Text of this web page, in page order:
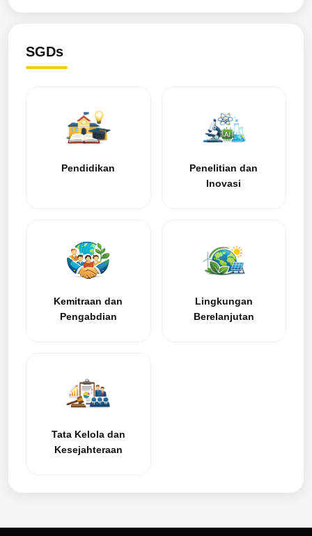
SGDs
Pendidikan
Penelitian dan
Inovasi
Kemitraan dan
Pengabdian
Lingkungan
Berelanjutan
Tata Kelola dan
Kesejahteraan